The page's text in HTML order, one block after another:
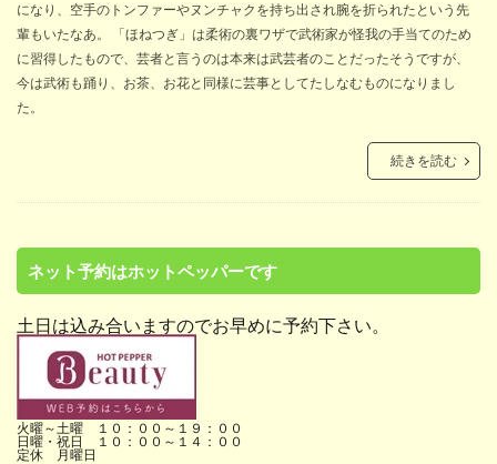
になり、空手のトンファーやヌンチャクを持ち出され腕を折られたという先
輩もいたなあ。 「ほねつぎ」は柔術の裏ワザで武術家が怪我の手当てのため
に習得したもので、芸者と言うのは本来は武芸者のことだったそうですが、
今は武術も踊り、お茶、お花と同様に芸事としてたしなむものになりまし
た。
続きを読む
ネット予約はホットペッパーです
土日は込み合いますのでお早めに予約下さい。
火曜～土曜 １０：００～１９：００
日曜・祝日 １０：００～１４：００
定休 月曜日